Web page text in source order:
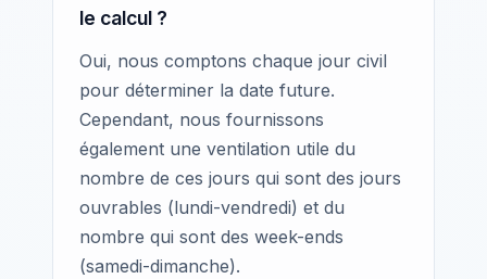
le calcul ?
Oui, nous comptons chaque jour civil
pour déterminer la date future.
Cependant, nous fournissons
également une ventilation utile du
nombre de ces jours qui sont des jours
ouvrables (lundi-vendredi) et du
nombre qui sont des week-ends
(samedi-dimanche).